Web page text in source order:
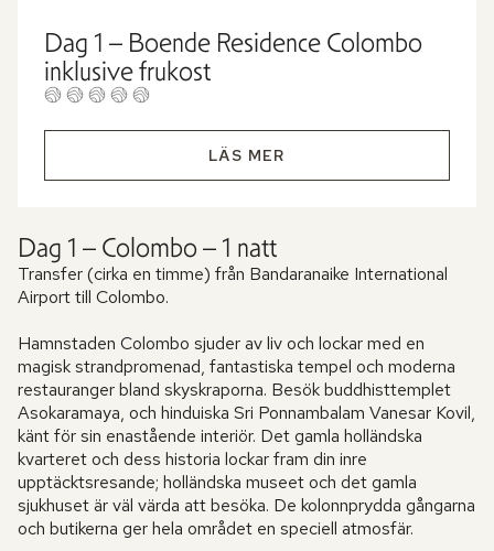
Dag 1 – Boende Residence Colombo
inklusive frukost
LÄS MER
Dag 1 – Colombo – 1 natt
Transfer (cirka en timme) från Bandaranaike International
Airport till Colombo.
Hamnstaden Colombo sjuder av liv och lockar med en
magisk strandpromenad, fantastiska tempel och moderna
restauranger bland skyskraporna. Besök buddhisttemplet
Asokaramaya, och hinduiska Sri Ponnambalam Vanesar Kovil,
känt för sin enastående interiör. Det gamla holländska
kvarteret och dess historia lockar fram din inre
upptäcktsresande; holländska museet och det gamla
sjukhuset är väl värda att besöka. De kolonnprydda gångarna
och butikerna ger hela området en speciell atmosfär.